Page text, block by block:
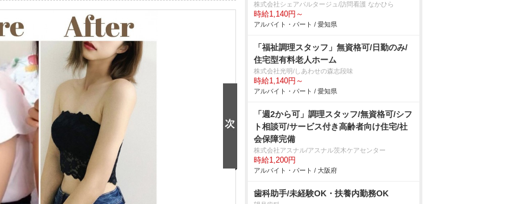
株式会社シェアパルタージュ/訪問看護 なかひら
時給1,140円～
アルバイト・パート / 愛知県
「福祉調理スタッフ」無資格可/日勤のみ/
住宅型有料老人ホーム
株式会社光明/しあわせの森志段味
時給1,140円～
アルバイト・パート / 愛知県
「週2から可」調理スタッフ/無資格可/シフ
ト相談可/サービス付き高齢者向け住宅/社
会保障完備
株式会社アスナル/アスナル茨木ケアセンター
時給1,200円
アルバイト・パート / 大阪府
歯科助手/未経験OK・扶養内勤務OK